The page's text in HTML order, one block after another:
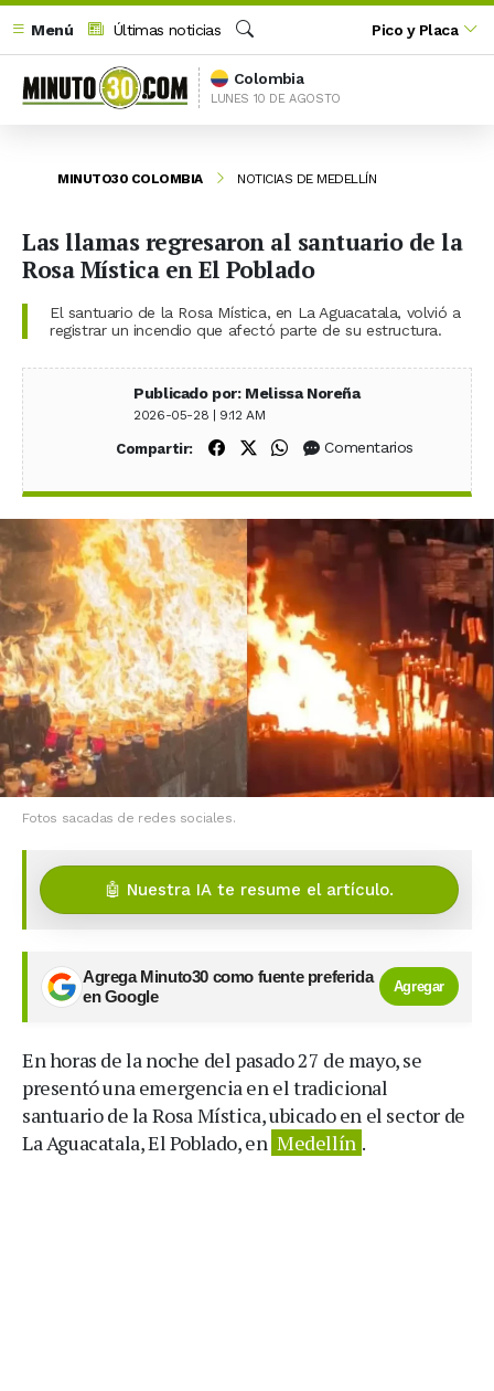
Menú
Últimas noticias
Buscar
Pico y Placa
Colombia
LUNES 10 DE AGOSTO
MINUTO30 COLOMBIA NOTICIAS DE MEDELLÍN
Las llamas regresaron al santuario de la
Rosa Mística en El Poblado
El santuario de la Rosa Mística, en La Aguacatala, volvió a
registrar un incendio que afectó parte de su estructura.
Publicado por: Melissa Noreña
2026-05-28 | 9:12 AM
Compartir: Compartir en Facebook
Compartir en X (Twitter)
Compartir en WhatsApp
Comentarios
Fotos sacadas de redes sociales.
🤖 Nuestra IA te resume el artículo.
Agrega Minuto30 como fuente preferida
en Google
Agregar
En horas de la noche del pasado 27 de mayo, se
presentó una emergencia en el tradicional
santuario de la Rosa Mística, ubicado en el sector de
La Aguacatala, El Poblado, en Medellín .